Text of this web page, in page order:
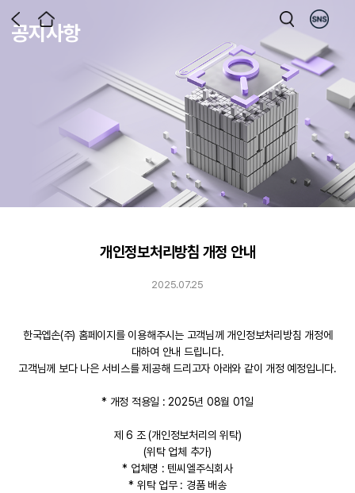
공지사항
개인정보처리방침 개정 안내
2025.07.25
한국엡손(주) 홈페이지를 이용해주시는 고객님께 개인정보처리방침 개정에
대하여 안내 드립니다.
고객님께 보다 나은 서비스를 제공해 드리고자 아래와 같이 개정 예정입니다.
* 개정 적용일 : 2025년 08월 01일
제 6 조 (개인정보처리의 위탁)
(위탁 업체 추가)
* 업체명 : 텐씨엘주식회사
* 위탁 업무 : 경품 배송